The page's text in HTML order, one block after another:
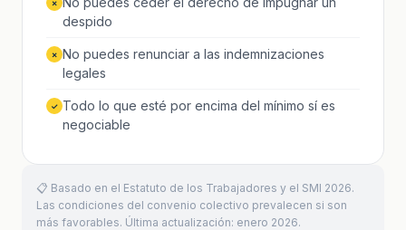
✗
despido
✗ No puedes renunciar a las indemnizaciones
legales
✓ Todo lo que esté por encima del mínimo sí es
negociable
📋 Basado en el Estatuto de los Trabajadores y el SMI 2026.
Las condiciones del convenio colectivo prevalecen si son
más favorables. Última actualización: enero 2026.